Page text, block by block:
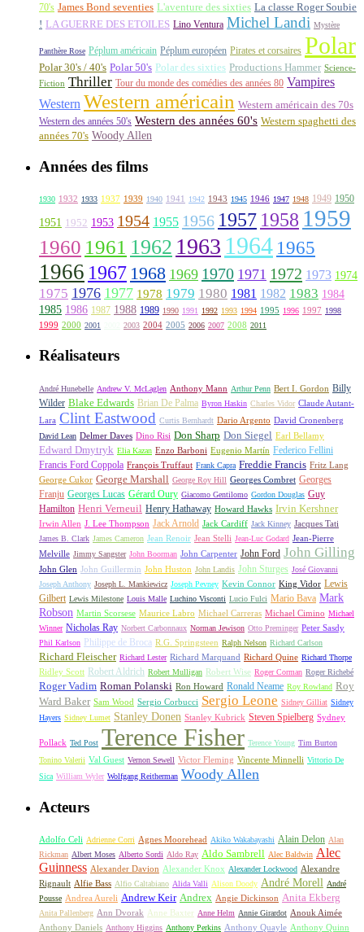
70's James Bond seventies L'aventure des sixties La classe Roger Soubie
! LA GUERRE DES ETOILES Lino Ventura Michel Landi Mystère
Panthère Rose Péplum américain Péplum européen Pirates et corsaires Polar
Polar 30's / 40's Polar 50's Polar des sixties Productions Hammer Science-
Fiction Thriller Tour du monde des comédies des années 80 Vampires
Western Western américain Western américain des 70s
Western des années 50's Western des années 60's Western spaghetti des
années 70's Woody Allen
Années des films
1930 1932 1933 1937 1939 1940 1941 1942 1943 1945 1946 1947 1948 1949 1950
1951 1952 1953 1954 1955 1956 1957 1958 1959
1960 1961 1962 1963 1964 1965
1966 1967 1968 1969 1970 1971 1972 1973 1974
1975 1976 1977 1978 1979 1980 1981 1982 1983 1984
1985 1986 1987 1988 1989 1990 1991 1992 1993 1994 1995 1996 1997 1998
1999 2000 2001 2003 2004 2005 2006 2007 2008 2011
Réalisateurs
André Hunebelle Andrew V. McLaglen Anthony Mann Arthur Penn Bert I. Gordon Billy
Wilder Blake Edwards Brian De Palma Byron Haskin Charles Vidor Claude Autant-
Lara Clint Eastwood Curtis Bernhardt Dario Argento David Cronenberg
David Lean Delmer Daves Dino Risi Don Sharp Don Siegel Earl Bellamy
Edward Dmytryk Elia Kazan Enzo Barboni Eugenio Martín Federico Fellini
Francis Ford Coppola François Truffaut Frank Capra Freddie Francis Fritz Lang
George Cukor George Marshall George Roy Hill Georges Combret Georges
Franju Georges Lucas Gérard Oury Giacomo Gentilomo Gordon Douglas Guy
Hamilton Henri Verneuil Henry Hathaway Howard Hawks Irvin Kershner
Irwin Allen J. Lee Thompson Jack Arnold Jack Cardiff Jack Kinney Jacques Tati
James B. Clark James Cameron Jean Renoir Jean Stelli Jean-Luc Godard Jean-Pierre
Melville Jimmy Sangster John Boorman John Carpenter John Ford John Gilling
John Glen John Guillermin John Huston John Landis John Sturges José Giovanni
Joseph Anthony Joseph L. Mankiewicz Joseph Pevney Kevin Connor King Vidor Lewis
Gilbert Lewis Milestone Louis Malle Luchino Visconti Lucio Fulci Mario Bava Mark
Robson Martin Scorsese Maurice Labro Michael Carreras Michael Cimino Michael
Winner Nicholas Ray Norbert Carbonnaux Norman Jewison Otto Preminger Peter Sasdy
Phil Karlson
Philippe de Broca R.G. Springsteen Ralph Nelson Richard Carlson
Richard Fleischer Richard Lester Richard Marquand Richard Quine Richard Thorpe
Ridley Scott Robert Aldrich Robert Mulligan Robert Wise Roger Corman Roger Richebé
Roger Vadim Roman Polanski Ron Howard Ronald Neame Roy Rowland Roy
Ward Baker Sam Wood Sergio Corbucci Sergio Leone Sidney Gilliat Sidney
Hayers Sidney Lumet Stanley Donen Stanley Kubrick Steven Spielberg Sydney
Pollack Ted Post Terence Fisher Terence Young Tim Burton
Tonino Valerii Val Guest Vernon Sewell Victor Fleming Vincente Minnelli Vittorio De
Sica William Wyler Wolfgang Reitherman Woody Allen
Acteurs
Adolfo Celi Adrienne Corri Agnes Moorehead Akiko Wakabayashi Alain Delon Alan
Rickman Albert Moses Alberto Sordi Aldo Ray Aldo Sambrell Alec Baldwin Alec
Guinness Alexander Davion Alexander Knox Alexander Lockwood Alexandre
Rignault Alfie Bass Alfio Caltabiano Alida Valli Alison Doody André Morell André
Pousse Andrea Aureli Andrew Keir Andrex Angie Dickinson Anita Ekberg
Anita Pallenberg Ann Dvorak Anne Baxter Anne Helm Annie Girardot Anouk Aimée
Anthony Daniels Anthony Higgins Anthony Perkins Anthony Quayle Anthony Quinn